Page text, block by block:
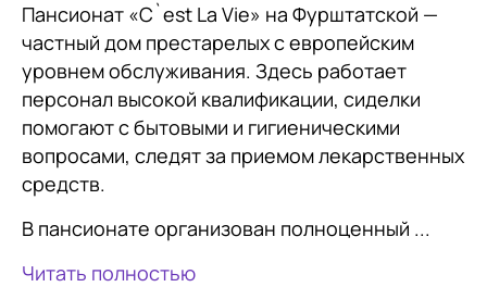
Пансионат «C`est La Vie» на Фурштатской —
частный дом престарелых с европейским
уровнем обслуживания. Здесь работает
персонал высокой квалификации, сиделки
помогают с бытовыми и гигиеническими
вопросами, следят за приемом лекарственных
средств.
В пансионате организован полноценный ...
Читать полностью